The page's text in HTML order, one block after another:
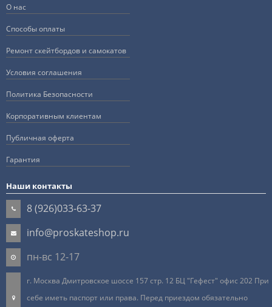
О нас
Способы оплаты
Ремонт скейтбордов и самокатов
Условия соглашения
Политика Безопасности
Корпоративным клиентам
Публичная оферта
Гарантия
Наши контакты
8 (926)033-63-37
info@proskateshop.ru
пн-вс 12-17
г. Москва Дмитровское шоссе 157 стр. 12 БЦ "Гефест" офис 202 При
себе иметь паспорт или права. Перед приездом обязательно